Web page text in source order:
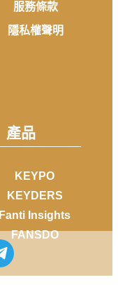
服務條款
隱私權聲明
產品
KEYPO
KEYDERS
Fanti Insights
FANSDO